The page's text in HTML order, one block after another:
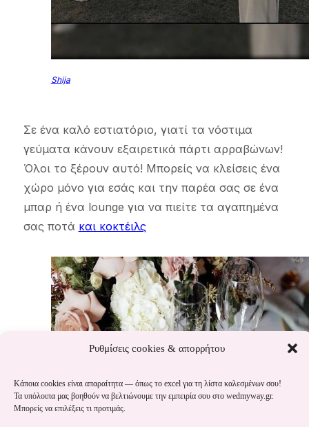
Ρυθμίσεις cookies & απορρήτου
Κάποια cookies είναι απαραίτητα — όπως το excel για τη λίστα καλεσμένων σου!
Τα υπόλοιπα μας βοηθούν να βελτιώνουμε την εμπειρία σου στο wedmyway.gr.
Μπορείς να επιλέξεις τι προτιμάς.
Shija
Σε ένα καλό εστιατόριο, γιατί τα νόστιμα
γεύματα κάνουν εξαιρετικά πάρτι αρραβώνων!
Όλοι το ξέρουν αυτό! Μπορείς να κλείσεις ένα
χώρο μόνο για εσάς και την παρέα σας σε ένα
μπαρ ή ένα lounge για να πιείτε τα αγαπημένα
σας ποτά και κοκτέιλς